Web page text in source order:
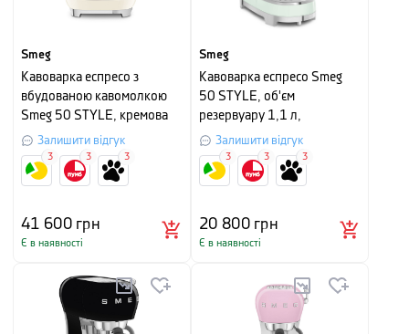
Smeg
Кавоварка еспресо з
вбудованою кавомолкою
Smeg 50 STYLE, кремова
Залишити відгук
41 600грн
Є в наявності
3 3 3
Smeg
Кавоварка еспресо Smeg
50 STYLE, об'єм
резервуару 1,1 л,
пастельно-зелений
Залишити відгук
20 800грн
Є в наявності
3 3 3